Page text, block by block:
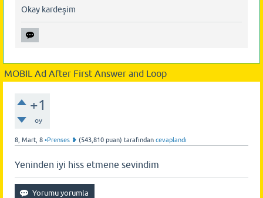
Okay kardeşim
MOBIL Ad After First Answer and Loop
+1
oy
8, Mart, 8 •Prenses ❥ (543,810 puan) tarafından cevaplandı
Yeninden iyi hiss etmene sevindim